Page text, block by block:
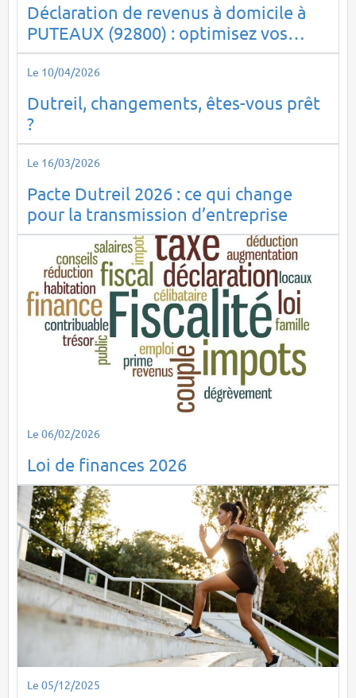
Déclaration de revenus à domicile à
PUTEAUX (92800) : optimisez vos
impôts en toute sérénité
Le 10/04/2026
Dutreil, changements, êtes-vous prêt
?
Le 16/03/2026
Pacte Dutreil 2026 : ce qui change
pour la transmission d’entreprise
Le 06/02/2026
Loi de finances 2026
Le 05/12/2025